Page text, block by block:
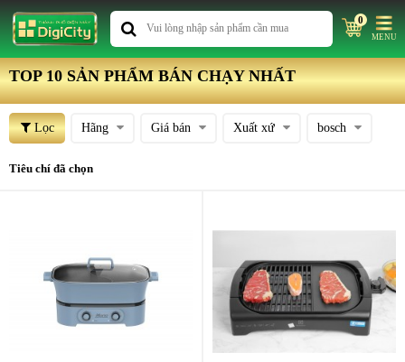
0
MENU
TOP 10 SẢN PHẨM BÁN CHẠY NHẤT
Lọc Hãng Giá bán Xuất xứ bosch
Tiêu chí đã chọn